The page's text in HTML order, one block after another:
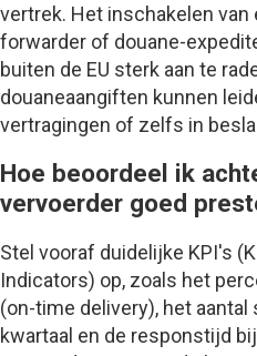
vertrek. Het inschakelen
forwarder of douane-
buiten de EU sterk aan te
douaneaangiften kunnen
vertragingen of zelfs in
Hoe beoordeel ik
vervoerder goed
Stel vooraf duidelijke KPI's
Indicators) op, zoals het
(on-time delivery), het
kwartaal en de responstijd